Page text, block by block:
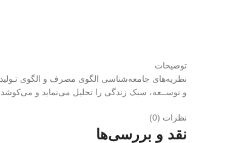
توضیحات
نظریه‌های جامعه‌شناسی الگوی مصرف و الگوی تـولید
و توســعه، سبک زندگی را تحلیل می‌نماید و
نظرات (0)
نقد و بررسی‌ها